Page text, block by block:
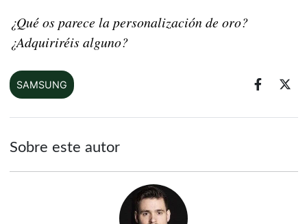
¿Qué os parece la personalización de oro?
¿Adquiriréis alguno?
SAMSUNG
Sobre este autor